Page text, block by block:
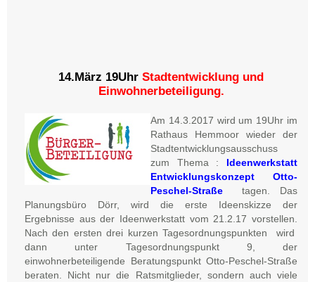
14.März 19Uhr Stadtentwicklung und
Einwohnerbeteiligung.
Am 14.3.2017 wird um 19Uhr im
Rathaus Hemmoor wieder der
Stadtentwicklungsausschuss
zum Thema : Ideenwerkstatt
Entwicklungskonzept Otto-
Peschel-Straße
tagen. Das
Planungsbüro Dörr, wird die erste Ideenskizze der
Ergebnisse aus der Ideenwerkstatt vom 21.2.17 vorstellen.
Nach den ersten drei kurzen Tagesordnungspunkten wird
dann unter Tagesordnungspunkt 9, der
einwohnerbeteiligende Beratungspunkt Otto-Peschel-Straße
beraten. Nicht nur die Ratsmitglieder, sondern auch viele